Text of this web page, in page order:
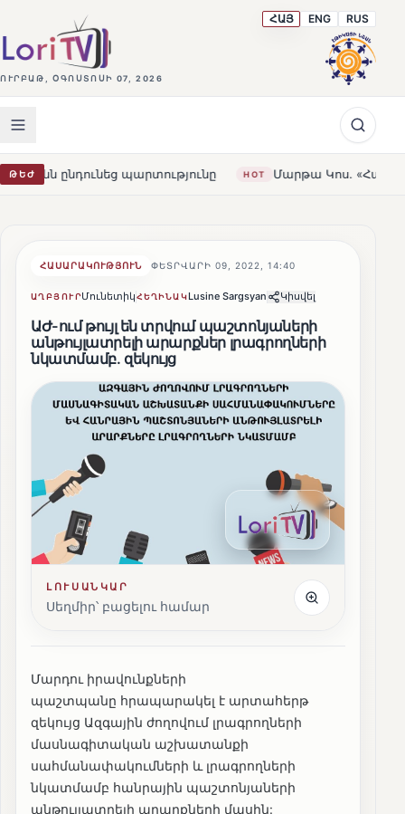
ՈՒՐԲԱԹ, ՕԳՈՍՏՈՍԻ 07, 2026
ՀԱՅ ENG RUS
ԹԵԺ HOT Մարթա Կոս. «Հայաստանն ու ԵՄ-ն երբեք
ՀԱՍԱՐԱԿՈՒԹՅՈՒՆ ՓԵՏՐՎԱՐԻ 09, 2022, 14:40
ԱՂԲՅՈՒՐՄունետիկՀԵՂԻՆԱԿLusine Sargsyan Կիսվել
ԱԺ-ում թույլ են տրվում պաշտոնյաների
անթույլատրելի արարքներ լրագրողների
նկատմամբ․ զեկույց
ԼՈՒՍԱՆԿԱՐ
Սեղմիր՝ բացելու համար
Մարդու իրավունքների
պաշտպանը հրապարակել է արտահերթ
զեկույց Ազգային ժողովում լրագրողների
մասնագիտական աշխատանքի
սահմանափակումների և լրագրողների
նկատմամբ հանրային պաշտոնյաների
անթույլատրելի արարքների մասին: